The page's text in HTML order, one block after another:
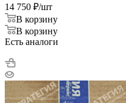
14 750 ₽/шт
В корзину
В корзину
Есть аналоги